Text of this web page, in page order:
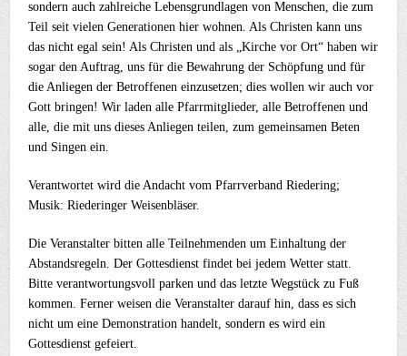
sondern auch zahlreiche Lebensgrundlagen von Menschen, die zum
Teil seit vielen Generationen hier wohnen. Als Christen kann uns
das nicht egal sein! Als Christen und als „Kirche vor Ort“ haben wir
sogar den Auftrag, uns für die Bewahrung der Schöpfung und für
die Anliegen der Betroffenen einzusetzen; dies wollen wir auch vor
Gott bringen! Wir laden alle Pfarrmitglieder, alle Betroffenen und
alle, die mit uns dieses Anliegen teilen, zum gemeinsamen Beten
und Singen ein.
Verantwortet wird die Andacht vom Pfarrverband Riedering;
Musik: Riederinger Weisenbläser.
Die Veranstalter bitten alle Teilnehmenden um Einhaltung der
Abstandsregeln. Der Gottesdienst findet bei jedem Wetter statt.
Bitte verantwortungsvoll parken und das letzte Wegstück zu Fuß
kommen. Ferner weisen die Veranstalter darauf hin, dass es sich
nicht um eine Demonstration handelt, sondern es wird ein
Gottesdienst gefeiert.